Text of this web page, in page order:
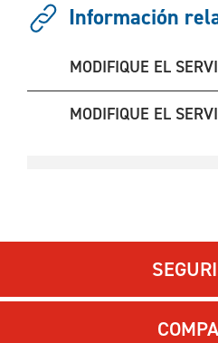
Información
MODIFIQUE EL
MODIFIQUE EL